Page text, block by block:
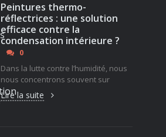
Peintures thermo-
réflectrices : une solution
efficace contre la
condensation intérieure ?
0
Dans la lutte contre l’humidité, nous
nous concentrons souvent sur
Lire la suite